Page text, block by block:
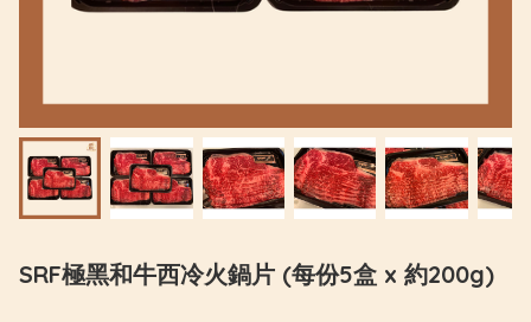
SRF極黑和牛西冷火鍋片 (每份5盒 x 約200g)